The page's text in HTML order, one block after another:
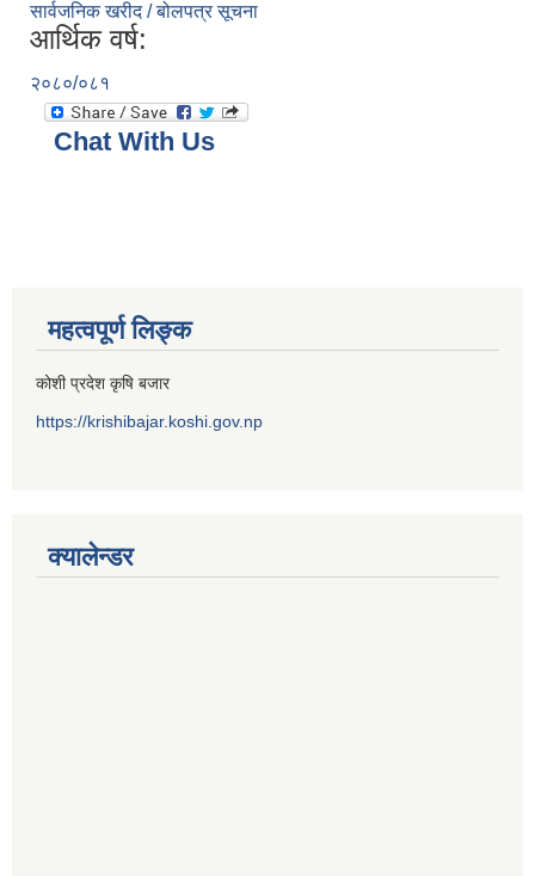
सार्वजनिक खरीद / बोलपत्र सूचना
आर्थिक वर्ष:
२०८०/०८१
Chat With Us
महत्वपूर्ण लिङ्क
कोशी प्रदेश कृषि बजार
https://krishibajar.koshi.gov.np
क्यालेन्डर